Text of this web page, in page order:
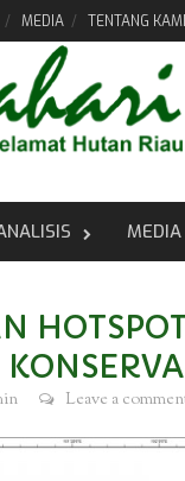
MEDIA TENTANG KAMI
MEDIA
Leave a